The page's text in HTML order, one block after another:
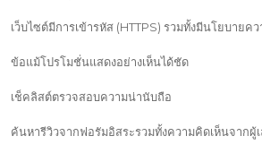
เว็บไซต์มีการเข้ารหัส (HTTPS) รวมทั้งมีนโยบายค
ข้อแม้โปรโมชั่นแสดงอย่างเห็นได้ชัด
เช็คลิสต์ตรวจสอบความน่านับถือ
ค้นหารีวิวจากฟอรัมอิสระรวมทั้งความคิดเห็นจากผู้